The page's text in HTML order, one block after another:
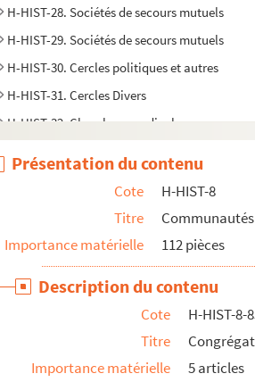
H-HIST-28. Sociétés de secours mutuels
H-HIST-29. Sociétés de secours mutuels
H-HIST-30. Cercles politiques et autres
H-HIST-31. Cercles Divers
H-HIST-32. Chambres syndicales
H-HIST-38. Sans titre
H-HIST-39. Enseignement
H-HIST-40. Sociétés de musique, de chant,
H-HIST-41. Sociétés Diverses
Présentation du contenu
Cote
H-HIST-8
Titre
Importance matérielle
112 pièces
Description du contenu
Cote
H-HIST-8-
Titre
Importance matérielle
5 articles